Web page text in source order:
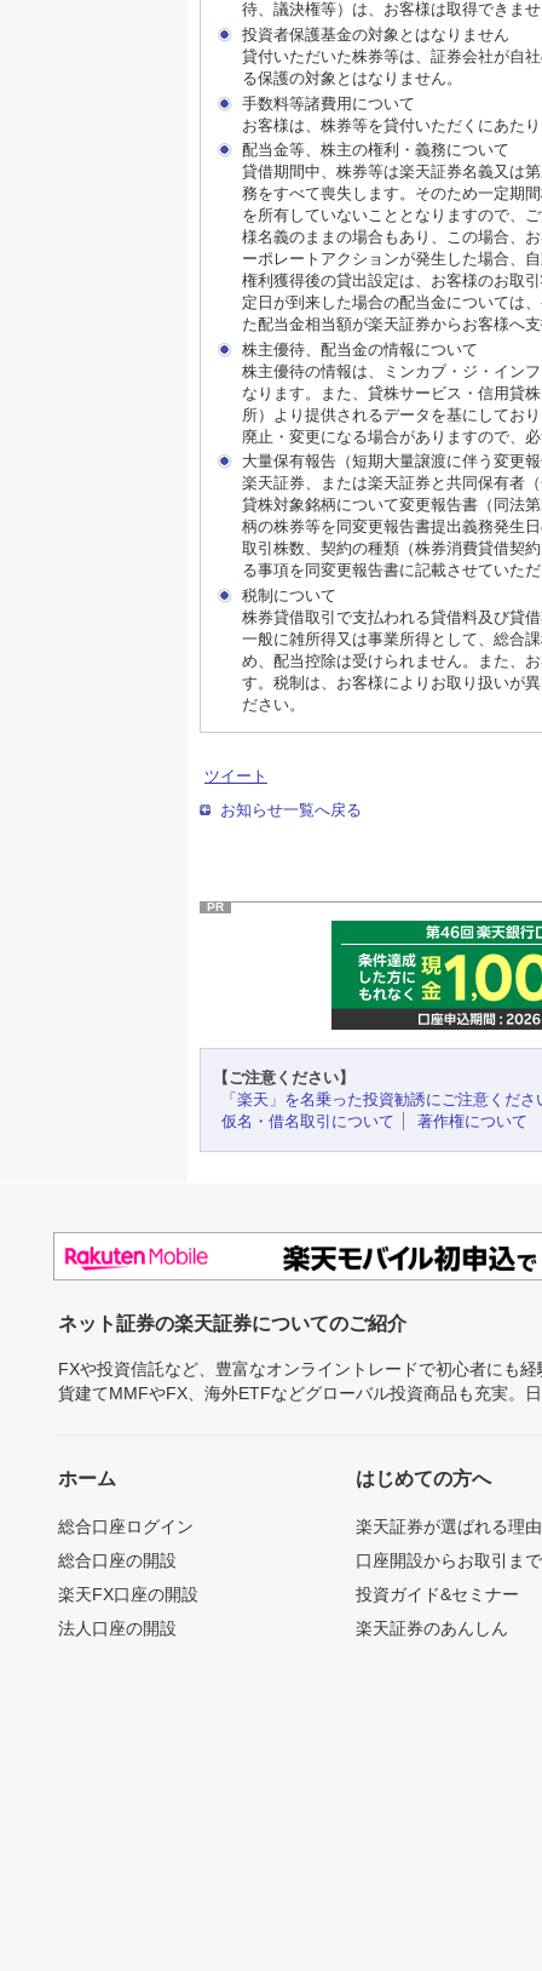
待、議決権等）は、お客様は取得できま
投資者保護基金の対象とはなりません
貸付いただいた株券等は、証券会社が自
る保護の対象とはなりません。
手数料等諸費用について
お客様は、株券等を貸付いただくにあた
配当金等、株主の権利・義務について
貸借期間中、株券等は楽天証券名義又は
務をすべて喪失します。そのため一定期
を所有していないこととなりますので、
様名義のままの場合もあり、この場合、
ーポレートアクションが発生した場合、
権利獲得後の貸出設定は、お客様のお取
定日が到来した場合の配当金については
た配当金相当額が楽天証券からお客様へ
株主優待、配当金の情報について
株主優待の情報は、ミンカブ・ジ・イン
なります。また、貸株サービス・信用貸
所）より提供されるデータを基にしてお
廃止・変更になる場合がありますので、
大量保有報告（短期大量譲渡に伴う変更
楽天証券、または楽天証券と共同保有者
貸株対象銘柄について変更報告書（同法
柄の株券等を同変更報告書提出義務発生
取引株数、契約の種類（株券消費貸借契
る事項を同変更報告書に記載させていた
税制について
株券貸借取引で支払われる貸借料及び貸
一般に雑所得又は事業所得として、総合
め、配当控除は受けられません。また、
す。税制は、お客様によりお取り扱いが
ださい。
ツイート
お知らせ一覧へ戻る
PR
【ご注意ください】
「楽天」を名乗った投資勧誘にご注意くださ
仮名・借名取引について
著作権について
ネット証券の楽天証券についてのご紹介
FXや投資信託など、豊富なオンライントレードで初心者にも
貨建てMMFやFX、海外ETFなどグローバル投資商品も充実。
ホーム
総合口座ログイン
総合口座の開設
楽天FX口座の開設
法人口座の開設
はじめての方へ
楽天証券が選ばれる理由
口座開設からお取引ま
投資ガイド&セミナー
楽天証券のあんしん